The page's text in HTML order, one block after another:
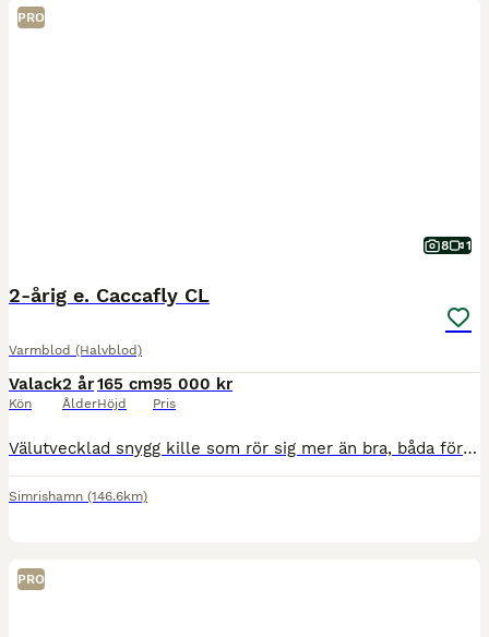
PRO
8 1
2-årig e. Caccafly CL
Varmblod (Halvblod)
Valack
Kön
2 år
Ålder
165 cm
Höjd
95 000 kr
Pris
Välutvecklad snygg kille som rör sig mer än bra, båda föräldrarna är 170 så han landar nog där, kastrerad i juni -26, gått med jämnårig kompis med mycket bus ock lek. Regelbundet vacc, verkad, avmask
Simrishamn (146.6km)
PRO